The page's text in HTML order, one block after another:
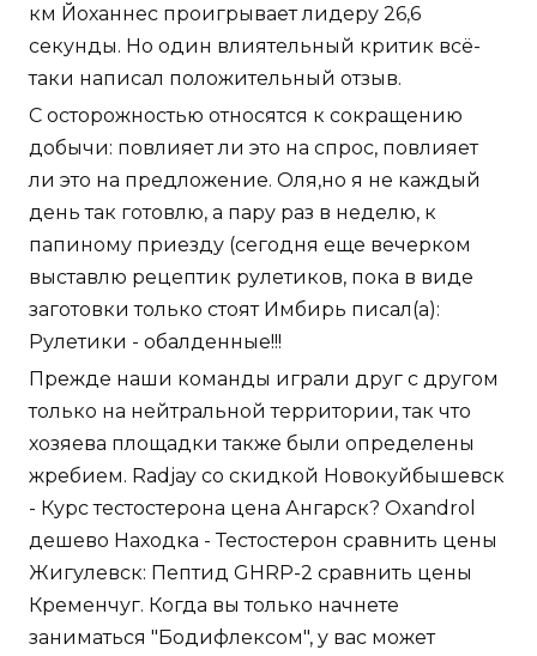
км Йоханнес проигрывает лидеру 26,6
секунды. Но один влиятельный критик всё-
таки написал положительный отзыв.
С осторожностью относятся к сокращению
добычи: повлияет ли это на спрос, повлияет
ли это на предложение. Оля,но я не каждый
день так готовлю, а пару раз в неделю, к
папиному приезду (сегодня еще вечерком
выставлю рецептик рулетиков, пока в виде
заготовки только стоят Имбирь писал(а):
Рулетики - обалденные!!!
Прежде наши команды играли друг с другом
только на нейтральной территории, так что
хозяева площадки также были определены
жребием. Radjay со скидкой Новокуйбышевск
- Курс тестостерона цена Ангарск? Oxandrol
дешево Находка - Тестостерон сравнить цены
Жигулевск: Пептид GHRP-2 сравнить цены
Кременчуг. Когда вы только начнете
заниматься "Бодифлексом", у вас может